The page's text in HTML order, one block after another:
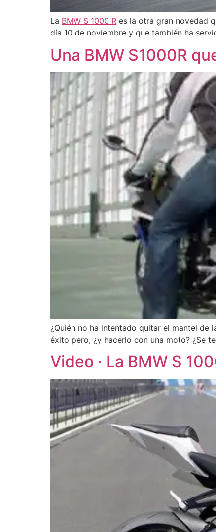
La BMW S 1000 R es la otra gran novedad
día 10 de noviembre y que también ha
Una BMW S1000R
¿Quién no ha intentado quitar el mantel de
éxito pero, ¿y hacerlo con una moto? ¿Se
Video · La BMW S